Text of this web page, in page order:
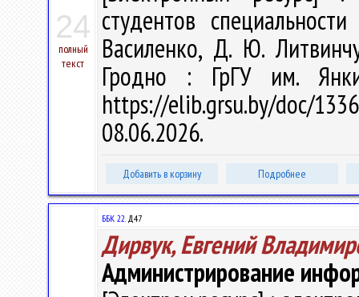
24
полный
текст
студентов
Василенко, Д. Ю.
Гродно : ГрГУ им.
https://elib.grsu.by/doc/
08.06.2026.
Добавить в корзину Подробнее
ББК 22.Д47
Дирвук, Евгений
Администрирование